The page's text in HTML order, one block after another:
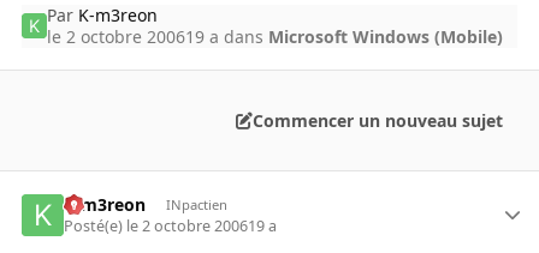
Par K-m3reon
le 2 octobre 200619 a dans Microsoft Windows (Mobile)
Commencer un nouveau sujet
K-m3reon INpactien
Posté(e) le 2 octobre 200619 a